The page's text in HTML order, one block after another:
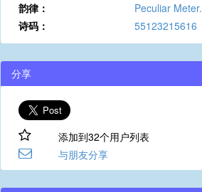
韵律：
Peculiar Meter.
诗码：
55123215616
分享
添加到32个用户列表
与朋友分享